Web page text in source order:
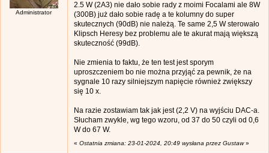
Administrator
2.5 W (2A3) nie dało sobie rady z moimi Focalami ale 8W
(300B) już dało sobie radę a te kolumny do super
skutecznych (90dB) nie należą. Te same 2,5 W sterowało
Klipsch Heresy bez problemu ale te akurat mają większą
skuteczność (99dB).
Nie zmienia to faktu, że ten test jest sporym
uproszczeniem bo nie można przyjąć za pewnik, że na
sygnale 10 razy silniejszym napięcie również zwiększy
się 10 x.
Na razie zostawiam tak jak jest (2,2 V) na wyjściu DAC-a.
Słucham zwykle, wg tego wzoru, od 37 do 50 czyli od 0,6
W do 67 W.
« Ostatnia zmiana: 23-01-2024, 20:49 wysłana przez Gustaw»